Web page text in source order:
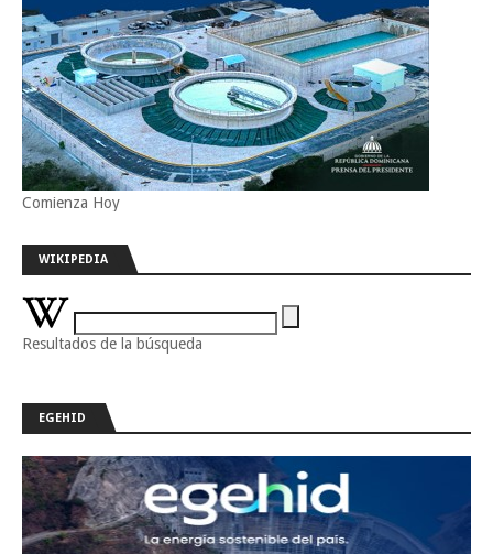
Comienza Hoy
WIKIPEDIA
Resultados de la búsqueda
EGEHID